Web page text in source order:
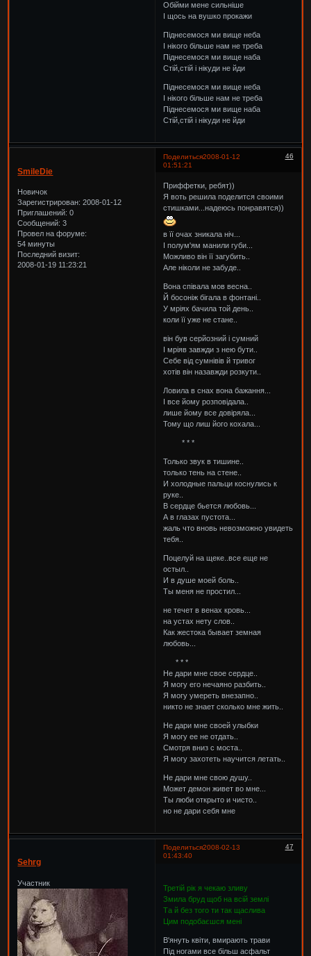
Обійми мене сильніше
І щось на вушко прокажи
Піднесемося ми вище неба
І нікого більше нам не треба
Піднесемося ми вище наба
Стій,стій і нікуди не йди
Піднесемося ми вище неба
І нікого більше нам не треба
Піднесемося ми вище наба
Стій,стій і нікуди не йди
Поделиться 46
2008-01-12
01:51:21
SmileDie
Новичок
Зарегистрирован: 2008-01-12
Приглашений: 0
Сообщений: 3
Провел на форуме:
54 минуты
Последний визит:
2008-01-19 11:23:21
Приффетки, ребят))
Я воть решила поделится своими
стишками...надеюсь понравятся))
в її очах зникала ніч...
І полум'ям манили губи...
Можливо він її загубить..
Але ніколи не забуде..
Вона співала мов весна..
Й босоніж бігала в фонтані..
У мріях бачила той день..
коли її уже не стане..
він був серйозний і сумний
І мріяв завжди з нею бути..
Себе від сумнівів й тривог
хотів він назавжди розкути..
Ловила в снах вона бажання...
І все йому розповідала..
лише йому все довіряла...
Тому що лиш його кохала...
* * *
Только звук в тишине..
только тень на стене..
И холодные пальци коснулись к
руке..
В сердце бьется любовь...
А в глазах пустота...
жаль что вновь невозможно увидеть
тебя..
Поцелуй на щеке..все еще не
остыл..
И в душе моей боль..
Ты меня не простил...
не течет в венах кровь...
на устах нету слов..
Как жестока бывает земная
любовь...
* * *
Не дари мне свое сердце..
Я могу его нечаяно разбить..
Я могу умереть внезапно..
никто не знает сколько мне жить..
Не дари мне своей улыбки
Я могу ее не отдать..
Смотря вниз с моста..
Я могу захотеть научится летать..
Не дари мне свою душу..
Может демон живет во мне...
Ты люби открыто и чисто..
но не дари себя мне
Поделиться 47
2008-02-13
01:43:40
Sehrg
Участник
Третій рік я чекаю зливу
Змила бруд щоб на всій землі
Та й без того ти так щаслива
Цим подобаєшся мені
В'януть квіти, вмирають трави
Під ногами все більш асфальт